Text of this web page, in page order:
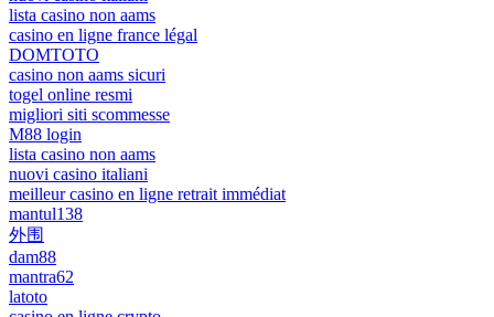
lista casino non aams
casino en ligne france légal
DOMTOTO
casino non aams sicuri
togel online resmi
migliori siti scommesse
M88 login
lista casino non aams
nuovi casino italiani
meilleur casino en ligne retrait immédiat
mantul138
外围
dam88
mantra62
latoto